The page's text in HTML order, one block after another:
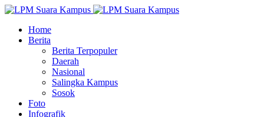
Home
Berita
Berita Terpopuler
Daerah
Nasional
Salingka Kampus
Sosok
Foto
Infografik